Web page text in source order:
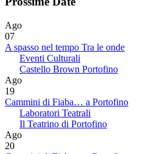
Ago
07
A spasso nel tempo Tra le onde
Eventi Culturali
Castello Brown Portofino
Ago
19
Cammini di Fiaba… a Portofino
Laboratori Teatrali
Il Teatrino di Portofino
Ago
20